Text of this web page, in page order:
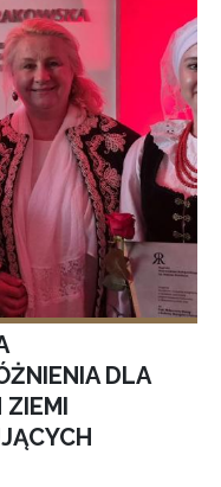
DLA
ZIEMI